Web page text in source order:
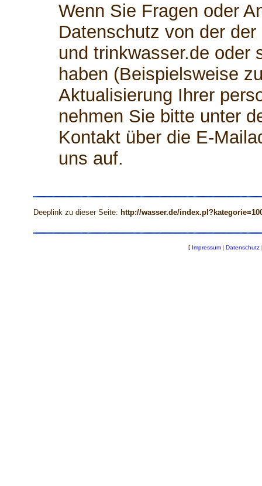
Wenn Sie Fragen oder
Datenschutz von der
und trinkwasser.de oder
haben (Beispielsweise
Aktualisierung Ihrer
nehmen Sie bitte unter
Kontakt über die E-
uns auf.
Deeplink zu dieser Seite: http://wasser.de/
[ Impressum | Datenschutz